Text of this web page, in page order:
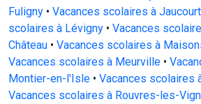
Fuligny • Vacances scolaires à Jaucourt
scolaires à Lévigny • Vacances
Château • Vacances scolaires à
Vacances scolaires à Meurville •
Montier-en-l'Isle • Vacances scolaires
Vacances scolaires à Rouvres-les-